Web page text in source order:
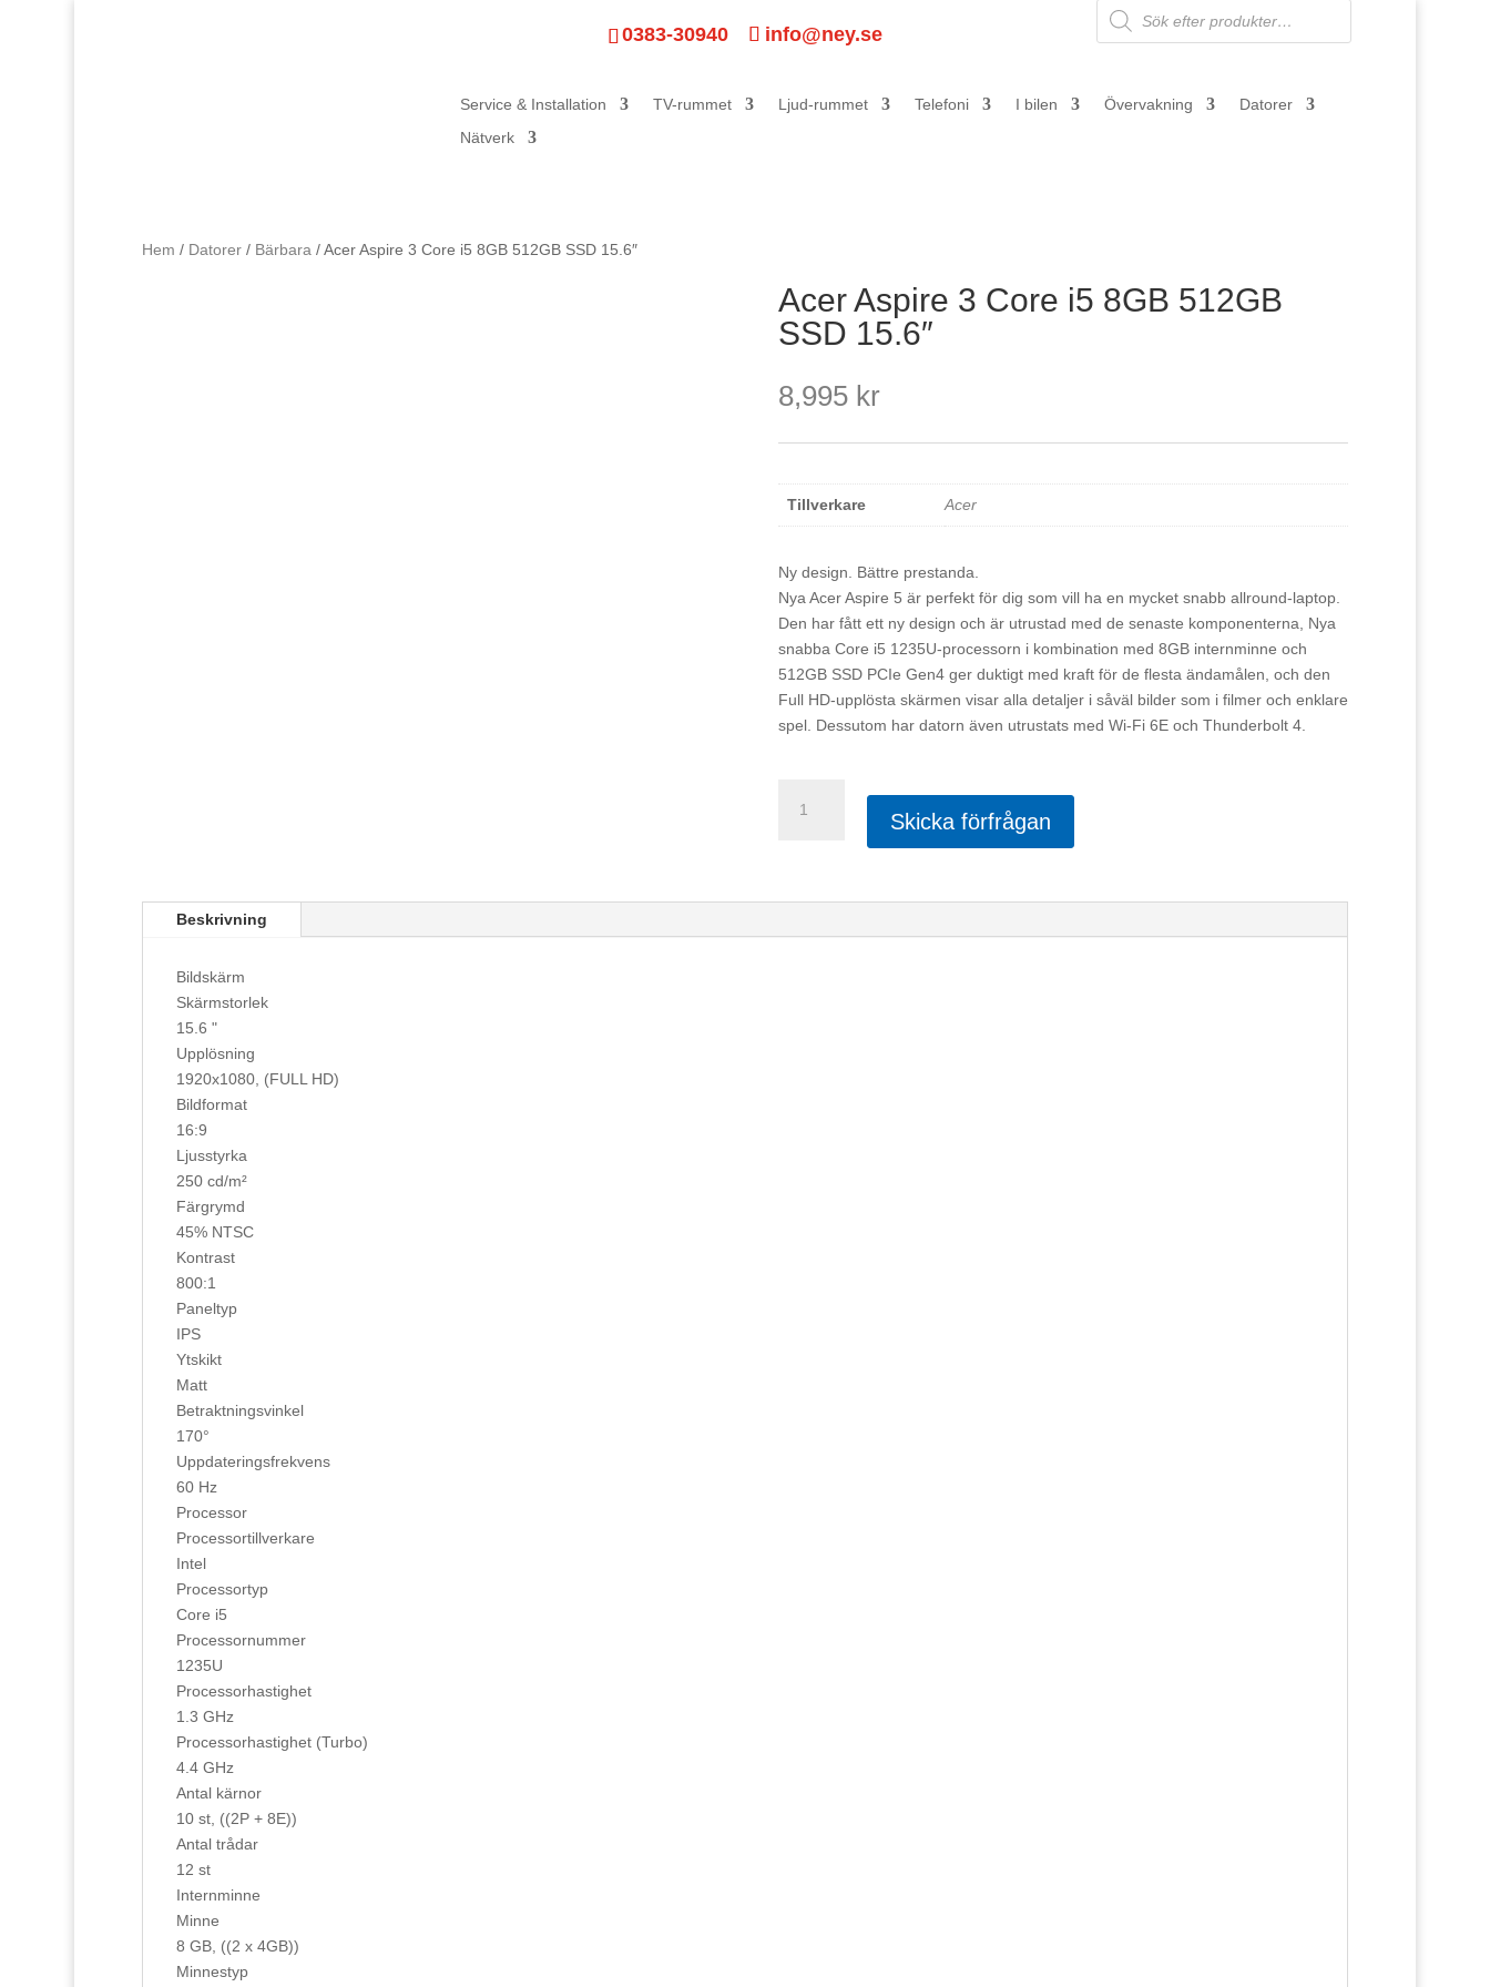
0383-30940 info@ney.se
search
Service & Installation TV-rummet Ljud-rummet Telefoni I bilen Övervakning
Datorer
Nätverk
Hem / Datorer/ Bärbara/ Acer Aspire 3 Core i5 8GB 512GB SSD 15.6″
Acer Aspire 3 Core i5 8GB 512GB
SSD 15.6″
8,995 kr
Tillverkare Acer
Ny design. Bättre prestanda.
Nya Acer Aspire 5 är perfekt för dig som vill ha en mycket snabb allround-laptop.
Den har fått ett ny design och är utrustad med de senaste komponenterna, Nya
snabba Core i5 1235U-processorn i kombination med 8GB internminne och
512GB SSD PCIe Gen4 ger duktigt med kraft för de flesta ändamålen, och den
Full HD-upplösta skärmen visar alla detaljer i såväl bilder som i filmer och enklare
spel. Dessutom har datorn även utrustats med Wi-Fi 6E och Thunderbolt 4.
Aspire
Skicka förfrågan
Beskrivning
Bildskärm
Skärmstorlek
15.6 "
Upplösning
1920x1080, (FULL HD)
Bildformat
16:9
Ljusstyrka
250 cd/m²
Färgrymd
45% NTSC
Kontrast
800:1
Paneltyp
IPS
Ytskikt
Matt
Betraktningsvinkel
170°
Uppdateringsfrekvens
60 Hz
Processor
Processortillverkare
Intel
Processortyp
Core i5
Processornummer
1235U
Processorhastighet
1.3 GHz
Processorhastighet (Turbo)
4.4 GHz
Antal kärnor
10 st, ((2P + 8E))
Antal trådar
12 st
Internminne
Minne
8 GB, ((2 x 4GB))
Minnestyp